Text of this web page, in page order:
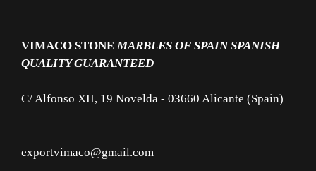
VIMACO STONE MARBLES OF SPAIN SPANISH
QUALITY GUARANTEED
C/ Alfonso XII, 19 Novelda - 03660 Alicante (Spain)
exportvimaco@gmail.com